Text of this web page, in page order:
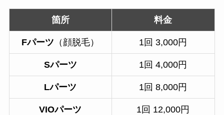
箇所 料金
Fパーツ （顔脱毛） 1回 3,000円
Sパーツ 1回 4,000円
Lパーツ 1回 8,000円
VIOパーツ 1回 12,000円